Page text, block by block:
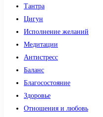
Тантра
Цигун
Исполнение желаний
Медитации
Антистресс
Баланс
Благосостояние
Здоровье
Отношения и любовь